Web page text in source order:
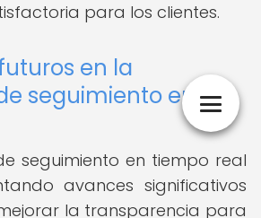
para los clientes.
en la
seguimiento en
seguimiento en tiempo real
avances significativos
la transparencia para